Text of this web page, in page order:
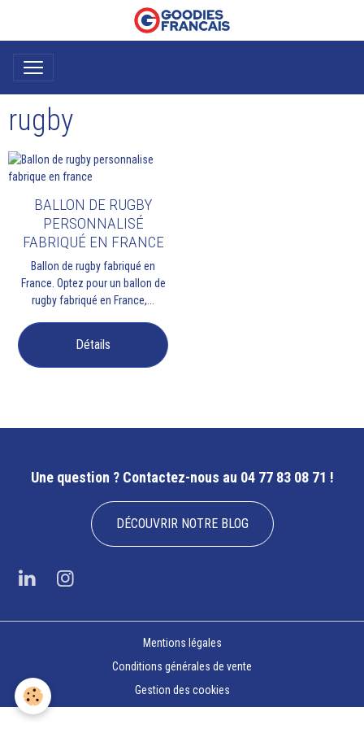
rugby
BALLON DE RUGBY
PERSONNALISÉ
FABRIQUÉ EN FRANCE
Ballon de rugby fabriqué en
France. Optez pour un ballon de
rugby fabriqué en France,...
Détails
Une question ? Contactez-nous au 04 77 83 08 71 !
DÉCOUVRIR NOTRE BLOG
Mentions légales
Conditions générales de vente
Gestion des cookies